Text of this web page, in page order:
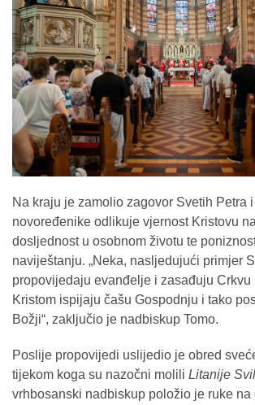
Na kraju je zamolio zagovor Svetih Petra
novoređenike odlikuje vjernost Kristovu
dosljednost u osobnom životu te
naviještanju. „Neka, nasljedujući primjer
propovijedaju evanđelje i zasađuju Crkvu
Kristom ispijaju čašu Gospodnju i tako
Božji“, zaključio je nadbiskup Tomo.
Poslije propovijedi uslijedio je obred
tijekom koga su nazočni molili Litanije
vrhbosanski nadbiskup položio je ruke na